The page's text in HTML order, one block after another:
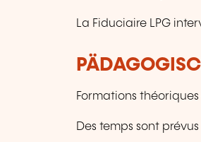
La Fiduciaire LPG
Formations
Des temps sont